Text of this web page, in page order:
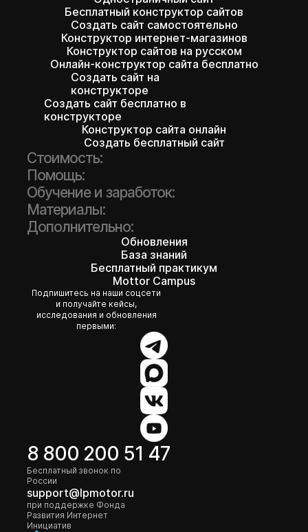
Бесплатный конструктор сайтов
Создать сайт самостоятельно
Конструктор интернет-магазинов
Конструктор сайтов на русском
Онлайн-конструктор сайта бесплатно
Создать сайт на
конструкторе
Создать сайт бесплатно в
конструкторе
Конструктор сайта онлайн
Создать бесплатный сайт
Стоимость:
Помощь:
Обучение и заработок:
Материалы:
Дополнительно:
Обновления
База знаний
Бесплатный практикум
Mottor Campus
Подпишитесь на наши соцсети
и получайте кейсы,
исследования и обновления
первыми:
8 800 200 51 47
Бесплатный звонок по
России
support@lpmotor.ru
при поддержке Фонда
Развития Интернет
Инициатив